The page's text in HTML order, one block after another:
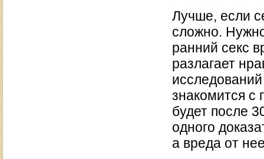
Лучше, если
сложно.
ранний секс
разлагает
знакомится
будет после
одного
а вреда от